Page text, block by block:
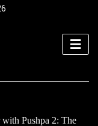
Pushpa 2: The